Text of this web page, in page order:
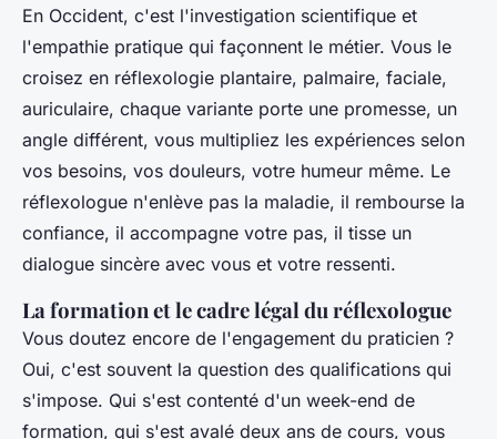
En Occident, c'est l'investigation scientifique et
l'empathie pratique qui façonnent le métier. Vous le
croisez en réflexologie plantaire, palmaire, faciale,
auriculaire, chaque variante porte une promesse, un
angle différent, vous multipliez les expériences selon
vos besoins, vos douleurs, votre humeur même. Le
réflexologue n'enlève pas la maladie, il rembourse la
confiance, il accompagne votre pas, il tisse un
dialogue sincère avec vous et votre ressenti.
La formation et le cadre légal du réflexologue
Vous doutez encore de l'engagement du praticien ?
Oui, c'est souvent la question des qualifications qui
s'impose. Qui s'est contenté d'un week-end de
formation, qui s'est avalé deux ans de cours, vous